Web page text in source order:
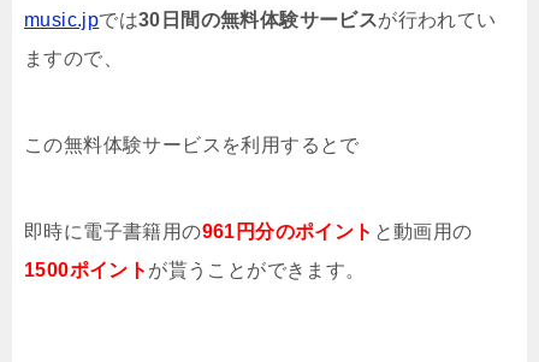
music.jpでは30日間の無料体験サービスが行われてい
ますので、
この無料体験サービスを利用するとで
即時に電子書籍用の961円分のポイント と動画用の
1500ポイント が貰うことができます。